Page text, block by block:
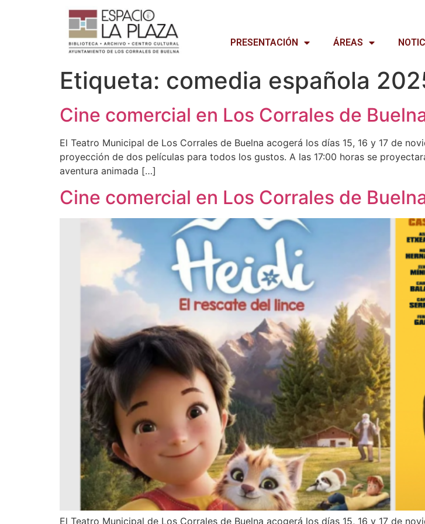
PRESENTACIÓN ÁREAS
Etiqueta: comedia española
Cine comercial en Los Corrales de
El Teatro Municipal de Los Corrales de Buelna acogerá los días 15, 16 y 17 de
proyección de dos películas para todos los gustos. A las 17:00 horas se
aventura animada […]
Cine comercial en Los Corrales de
El Teatro Municipal de Los Corrales de Buelna acogerá los días 15, 16 y 17 de